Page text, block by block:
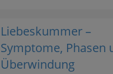
Liebeskummer –
Symptome, Phasen
Überwindung